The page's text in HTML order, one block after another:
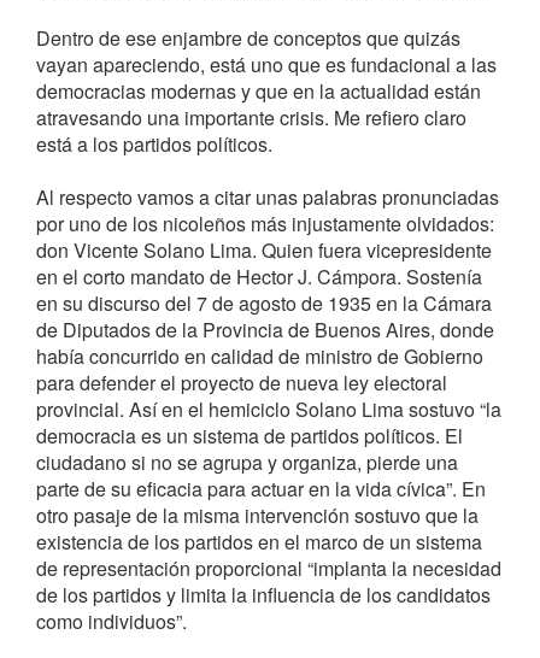
Dentro de ese enjambre de conceptos que quizás
vayan apareciendo, está uno que es fundacional a las
democracias modernas y que en la actualidad están
atravesando una importante crisis. Me refiero claro
está a los partidos políticos.
Al respecto vamos a citar unas palabras pronunciadas
por uno de los nicoleños más injustamente olvidados:
don Vicente Solano Lima. Quien fuera vicepresidente
en el corto mandato de Hector J. Cámpora. Sostenía
en su discurso del 7 de agosto de 1935 en la Cámara
de Diputados de la Provincia de Buenos Aires, donde
había concurrido en calidad de ministro de Gobierno
para defender el proyecto de nueva ley electoral
provincial. Así en el hemiciclo Solano Lima sostuvo “la
democracia es un sistema de partidos políticos. El
ciudadano si no se agrupa y organiza, pierde una
parte de su eficacia para actuar en la vida cívica”. En
otro pasaje de la misma intervención sostuvo que la
existencia de los partidos en el marco de un sistema
de representación proporcional “implanta la necesidad
de los partidos y limita la influencia de los candidatos
como individuos”.